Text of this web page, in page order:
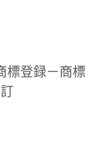
標登録－商標